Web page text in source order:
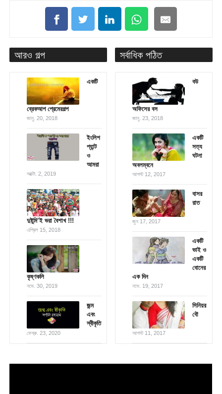
আরও গল্প
একটি
ব্রেকআপ প্রেমেরগল্প
জানু. 20, 2018
ইংলিশ
প্যান্ট
ও
আমরা
অক্টো. 2, 2019
দুষ্টুমি’ই ভরা বৈশাখ !!!
এপ্রিল 15, 2018
কৃষ্ণকলি
নভে. 30, 2019
জন্ম
এবং
স্বীকৃতি
ফেব্রু. 23, 2020
সর্বাধিক পঠিত
বউ
অফিসের বস
জানু. 23, 2018
একটি
সত্য
ঘটনা
অবলম্বনে
আগস্ট 12, 2017
বাসর
রাত
জুন 17, 2017
একটি
ভাই ও
একটি
বোনের
এক দিন
নভে. 19, 2017
সিনিয়র
বৌ
আগস্ট 11, 2017